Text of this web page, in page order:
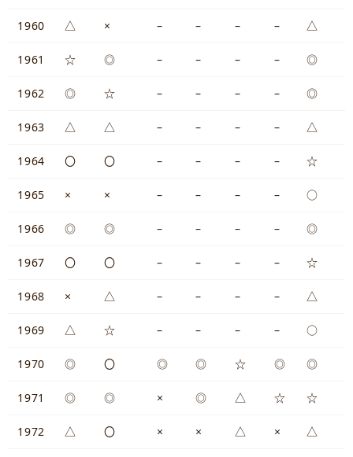
1960 △ × – – – – △
1961 ☆ ◎ – – – – ◎
1962 ◎ ☆ – – – – ◎
1963 △ △ – – – – △
1964 〇 〇 – – – – ☆
1965 × × – – – – ○
1966 ◎ ◎ – – – – ◎
1967 〇 〇 – – – – ☆
1968 × △ – – – – △
1969 △ ☆ – – – – ○
1970 ◎ 〇 ◎ ◎ ☆ ◎ ◎
1971 ◎ ◎ × ◎ △ ☆ ☆
1972 △ 〇 × × △ × △